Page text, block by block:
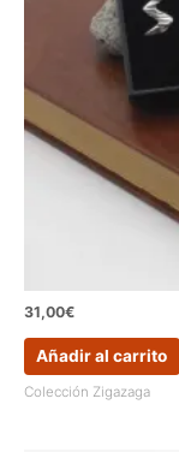
31,00€
Añadir al carrito
Colección Zigazaga